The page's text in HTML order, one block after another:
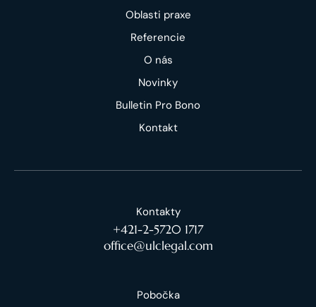
Oblasti praxe
Referencie
O nás
Novinky
Bulletin Pro Bono
Kontakt
Kontakty
+421-2-5720 1717
office@ulclegal.com
Pobočka